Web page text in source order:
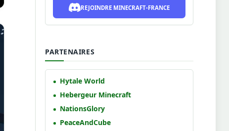
REJOINDRE MINECRAFT-FRANCE
PARTENAIRES
Hytale World
Hebergeur Minecraft
NationsGlory
PeaceAndCube